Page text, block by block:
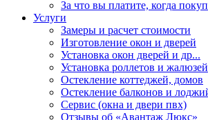
За что вы платите, когда
Услуги
Замеры и расчет стоимости
Изготовление окон и дверей
Установка окон дверей и др...
Установка роллетов и жалюзей
Остекление коттеджей, домов
Остекление балконов и
Сервис (окна и двери пвх)
Отзывы об «Авантаж Люкс»